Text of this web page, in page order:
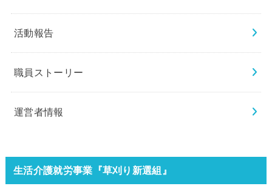
活動報告
職員ストーリー
運営者情報
生活介護就労事業『草刈り新選組』